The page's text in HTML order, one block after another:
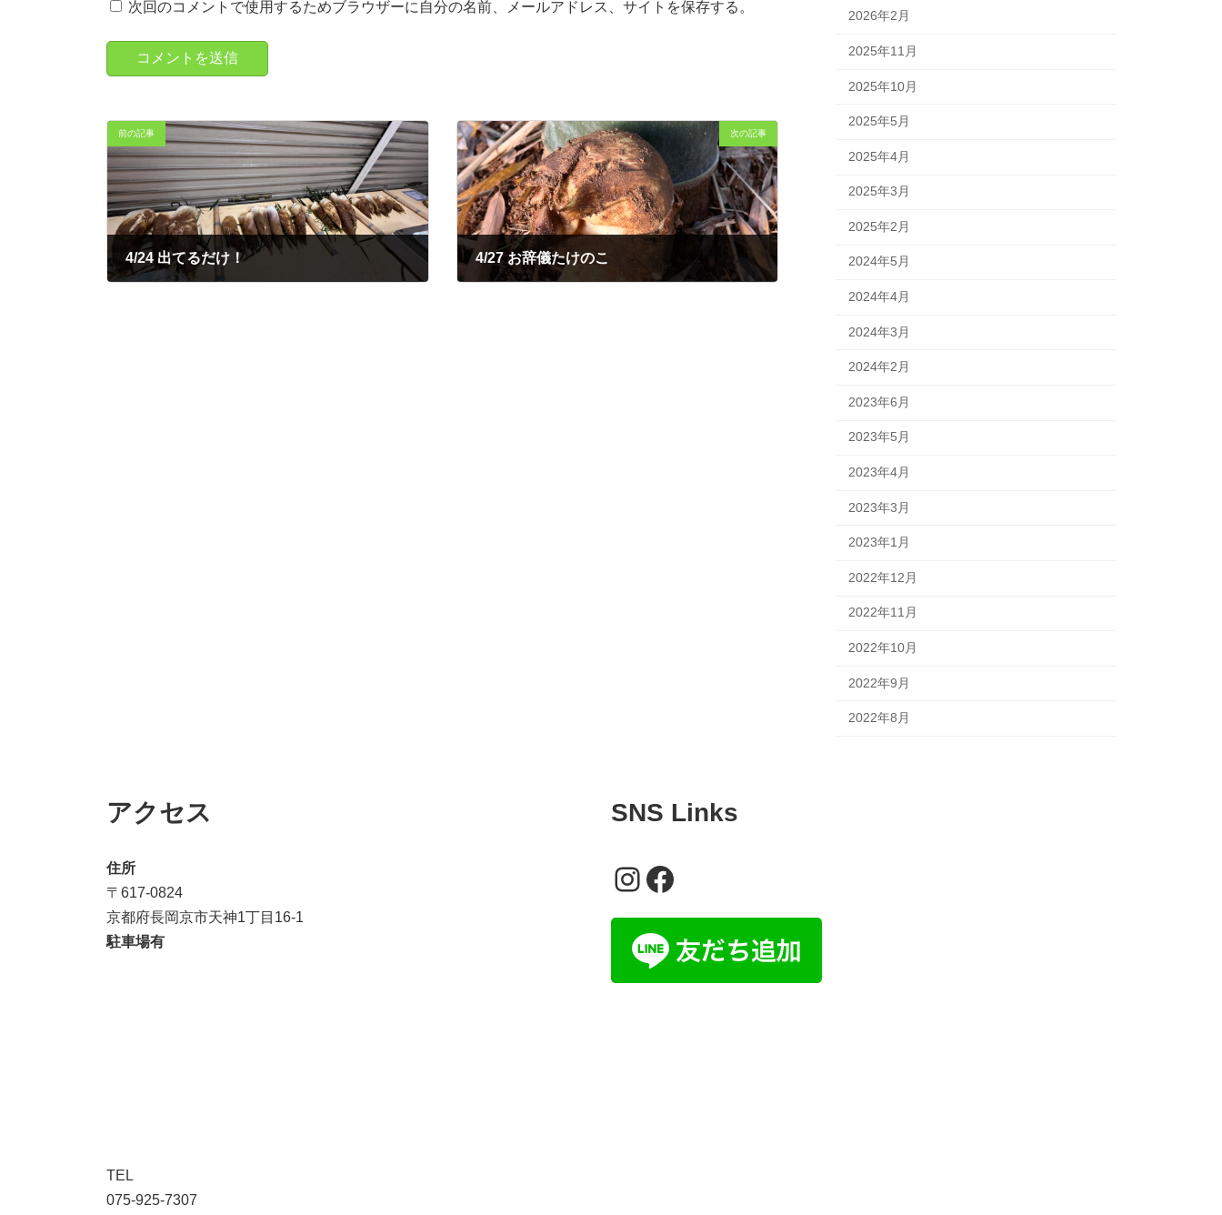
次回のコメントで使用するためブラウザーに自分の名前、メールアドレス、サイトを保存する。
前の記事
4/24 出てるだけ！
次の記事
4/27 お辞儀たけのこ
2026年2月
2025年11月
2025年10月
2025年5月
2025年4月
2025年3月
2025年2月
2024年5月
2024年4月
2024年3月
2024年2月
2023年6月
2023年5月
2023年4月
2023年3月
2023年1月
2022年12月
2022年11月
2022年10月
2022年9月
2022年8月
アクセス
住所
〒617-0824
京都府長岡京市天神1丁目16-1
駐車場有
TEL
075-925-7307
SNS Links
Instagram
Facebook